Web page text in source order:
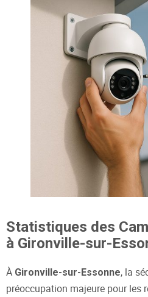
Statistiques des
à Gironville-sur-
À Gironville-sur-Essonne, la
préoccupation majeure pour les